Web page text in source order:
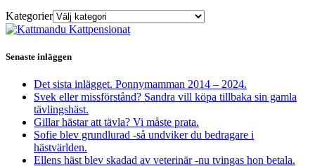
Kategorier
Senaste inläggen
Det sista inlägget. Ponnymamman 2014 – 2024.
Svek eller missförstånd? Sandra vill köpa tillbaka sin gamla
tävlingshäst.
Gillar hästar att tävla? Vi måste prata.
Sofie blev grundlurad -så undviker du bedragare i
hästvärlden.
Ellens häst blev skadad av veterinär -nu tvingas hon betala.